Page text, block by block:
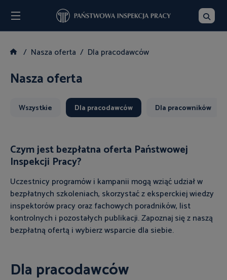
Nasza oferta Dla pracodawców
Nasza oferta
Wszystkie Dla pracodawców Dla pracowników
Czym jest bezpłatna oferta Państwowej
Inspekcji Pracy?
Uczestnicy programów i kampanii mogą wziąć udział w
bezpłatnych szkoleniach, skorzystać z eksperckiej wiedzy
inspektorów pracy oraz fachowych poradników, list
kontrolnych i pozostałych publikacji. Zapoznaj się z naszą
bezpłatną ofertą i wybierz wsparcie dla siebie.
Dla pracodawców
Szukaj